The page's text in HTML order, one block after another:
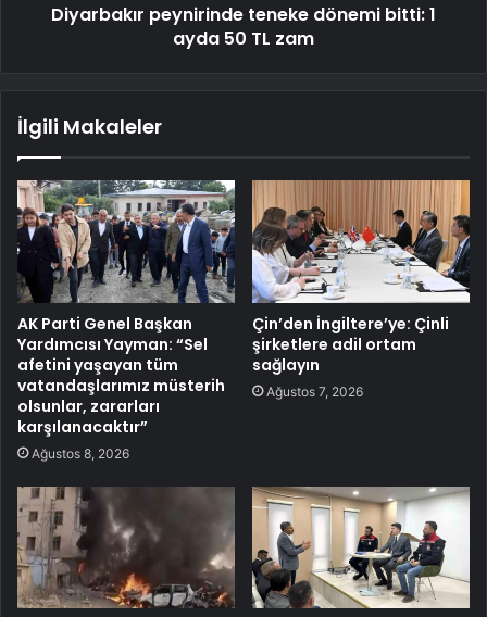
Diyarbakır peynirinde teneke dönemi bitti: 1
ayda 50 TL zam
İlgili Makaleler
AK Parti Genel Başkan
Yardımcısı Yayman: “Sel
afetini yaşayan tüm
vatandaşlarımız müsterih
olsunlar, zararları
karşılanacaktır”
Ağustos 8, 2026
Çin’den İngiltere’ye: Çinli
şirketlere adil ortam
sağlayın
Ağustos 7, 2026